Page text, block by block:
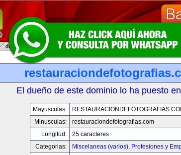
El dueño de este dominio lo ha puesto
Mayusculas:
Minusculas:
restauraciondefotografias.com
Longitud:
25 caracteres
Categorias:
Miscelaneas (varios), Profesiones y